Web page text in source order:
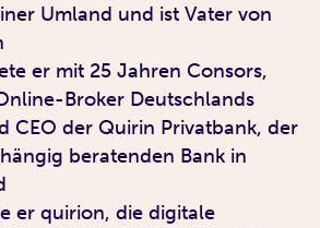
Umland und ist Vater von
er mit 25 Jahren Consors,
Broker Deutschlands
CEO der Quirin Privatbank, der
beratenden Bank in
er quirion, die digitale